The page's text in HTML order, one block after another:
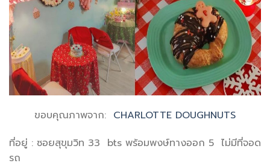
ขอบคุณภาพจาก: CHARLOTTE DOUGHNUTS
ที่อยู่ : ซอยสุขุมวิท 33 bts พร้อมพงษ์ทางออก 5 ไม่มีที่จอด
รถ